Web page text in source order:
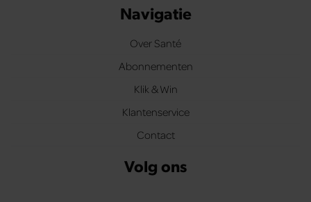
Navigatie
Over Santé
Abonnementen
Klik & Win
Klantenservice
Contact
Volg ons